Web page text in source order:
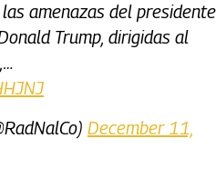
amenazas del presidente
Trump, dirigidas al
December 11,